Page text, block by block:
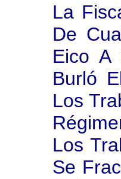
La
De
Eico A
Burló
Los
Los
Se